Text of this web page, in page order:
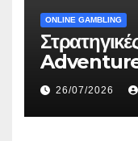
ONLINE GAMBLING
26/07/2026